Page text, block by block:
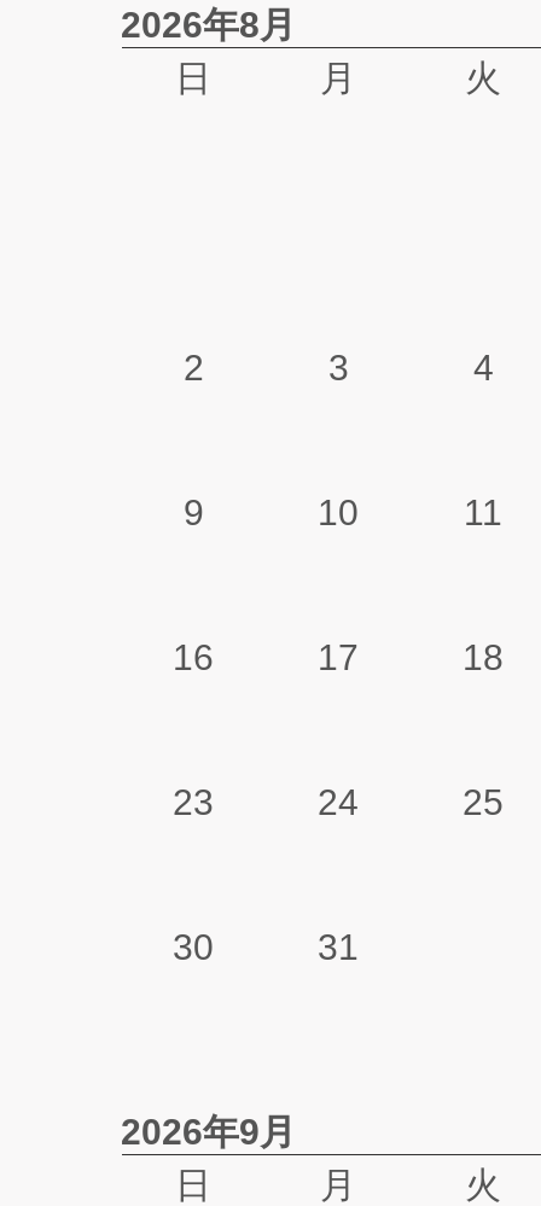
2026年8月
日
月 火
2 3 4
9 10 11
16 17 18
23 24 25
30 31
2026年9月
日
月 火